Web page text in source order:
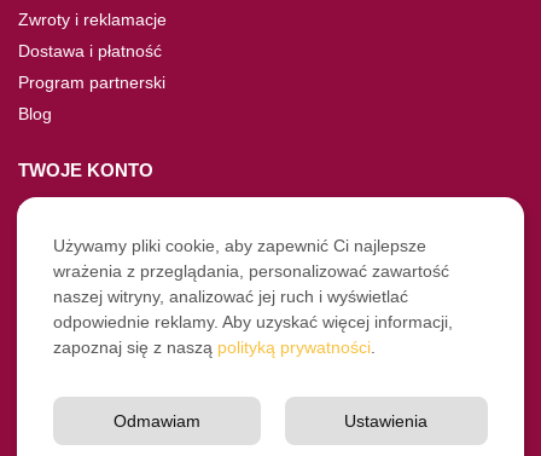
Zwroty i reklamacje
Dostawa i płatność
Program partnerski
Blog
TWOJE KONTO
Moje konto
Nie pamiętasz hasła?
Twoje zamówienia
NASZE SOCIALE
Instagram
YouTube
Używamy pliki cookie, aby zapewnić Ci najlepsze
wrażenia z przeglądania, personalizować zawartość
naszej witryny, analizować jej ruch i wyświetlać
odpowiednie reklamy. Aby uzyskać więcej informacji,
zapoznaj się z naszą polityką prywatności
Ustawienia
Odmawiam